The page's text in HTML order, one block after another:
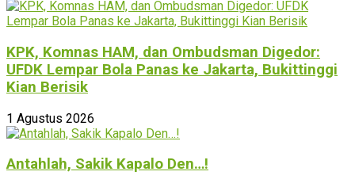
KPK, Komnas HAM, dan Ombudsman Digedor:
UFDK Lempar Bola Panas ke Jakarta, Bukittinggi
Kian Berisik
1 Agustus 2026
Antahlah, Sakik Kapalo Den…!